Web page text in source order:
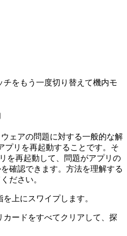
チをもう一度切り替えて機内モ
ェアの問題に対する一般的な解
プリを再起動することです。そ
を再起動して、問題がアプリの
確認できます。方法を理解する
ださい。
上にスワイプします。
カードをすべてクリアして、探